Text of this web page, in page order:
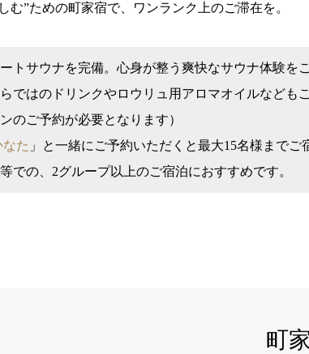
む”ための町家宿で、ワンランク上のご滞在を。
トサウナを完備。心身が整う爽快なサウナ体験を
ではのドリンクやロウリュ用アロマオイルなども
のご予約が必要となります）
た 」と一緒にご予約いただくと最大15名様まで
での、2グループ以上のご宿泊におすすめです。
町